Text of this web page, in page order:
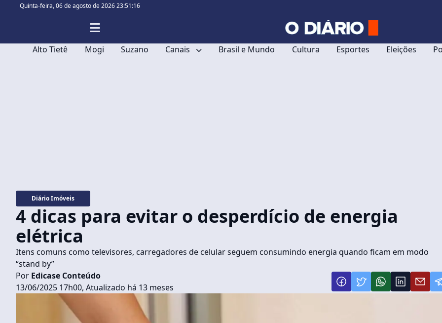
Quinta-feira,06 de agosto de 2026 23:51:18
Alto Tietê Mogi Suzano Canais Brasil e Mundo Cultura Esportes Eleições
Diário Imóveis
4 dicas para evitar o desperdício de energia
elétrica
Itens comuns como televisores, carregadores de celular seguem consumindo energia quando ficam em modo
“stand by”
Por Edicase Conteúdo
13/06/2025 17h00, Atualizado há 13 meses